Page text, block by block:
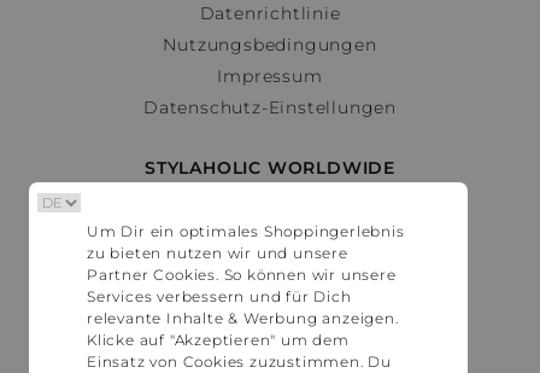
Datenrichtlinie
Nutzungsbedingungen
Impressum
Datenschutz-Einstellungen
STYLAHOLIC WORLDWIDE
Österreich
Schweiz
France
United States
Um Dir ein optimales Shoppingerlebnis
zu bieten nutzen wir und unsere
Partner Cookies. So können wir unsere
Services verbessern und für Dich
relevante Inhalte & Werbung anzeigen.
Klicke auf "Akzeptieren" um dem
Einsatz von Cookies zuzustimmen. Du